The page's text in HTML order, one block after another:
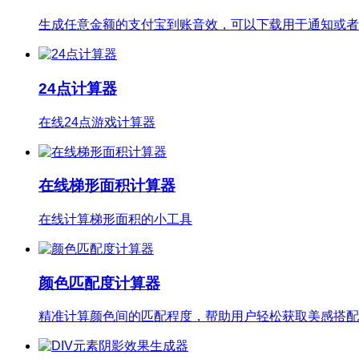
生成任意金额的支付宝到账音效，可以下载用于通知或者
24点计算器
在线24点游戏计算器
在线梯形面积计算器
在线计算梯形面积的小工具
颜色匹配度计算器
精准计算颜色间的匹配程度，帮助用户轻松获取美感搭配